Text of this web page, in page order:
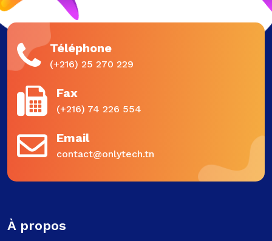
Téléphone
(+216) 25 270 229
Fax
(+216) 74 226 554
Email
contact@onlytech.tn
À propos